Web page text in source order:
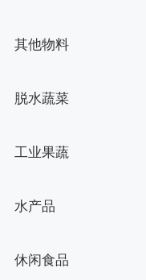
其他物料
脱水蔬菜
工业果蔬
水产品
休闲食品